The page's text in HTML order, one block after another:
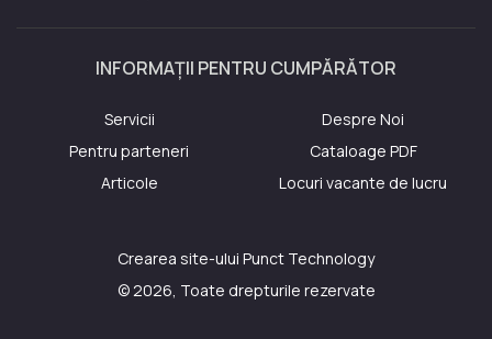
INFORMAȚII PENTRU CUMPĂRĂTOR
Servicii
Despre Noi
Pentru parteneri
Cataloage PDF
Articole
Locuri vacante de lucru
Crearea site-ului Punct Technology
© 2026, Toate drepturile rezervate